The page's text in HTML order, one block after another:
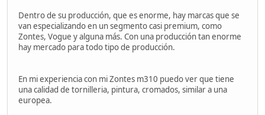
Dentro de su producción, que es enorme, hay marcas que se
van especializando en un segmento casi premium, como
Zontes, Vogue y alguna más. Con una producción tan enorme
hay mercado para todo tipo de producción.
En mi experiencia con mi Zontes m310 puedo ver que tiene
una calidad de tornilleria, pintura, cromados, similar a una
europea.